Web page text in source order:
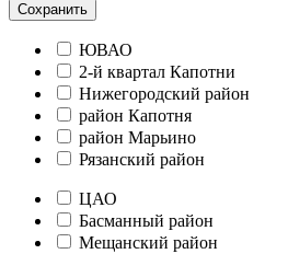
Сохранить
ЮВАО
2-й квартал Капотни
Нижегородский район
район Капотня
район Марьино
Рязанский район
ЦАО
Басманный район
Мещанский район